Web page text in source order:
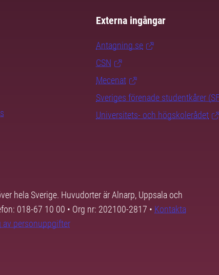
Externa ingångar
Antagning.se
CSN
Mecenat
Sveriges förenade studentkårer
Universitets- och högskolerådet
hela Sverige. Huvudorter är Alnarp, Uppsala och
018-67 10 00 • Org nr: 202100-2817 • Kontakta
av personuppgifter